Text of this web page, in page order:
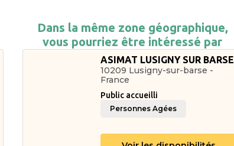
Dans la même zone géographique,
vous pourriez être intéressé par
ASIMAT LUSIGNY SUR BARSE
10209 Lusigny-sur-barse -
France
Public accueilli
Personnes Agées